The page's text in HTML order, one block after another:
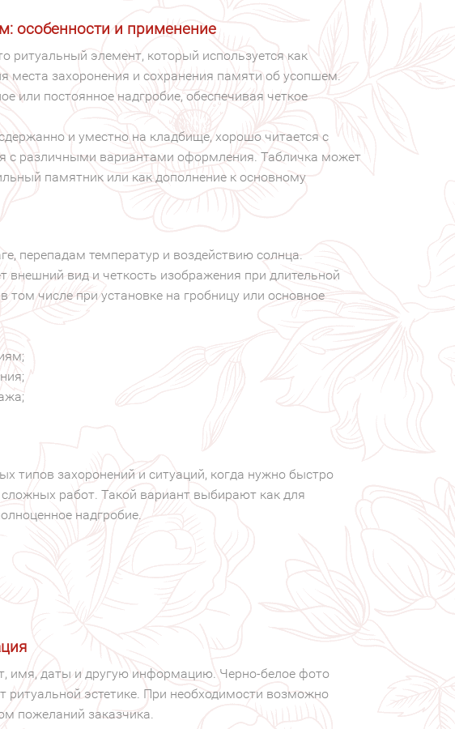
особенности и применение
ритуальный элемент, который используется как
места захоронения и сохранения памяти об усопшем.
или постоянное надгробие, обеспечивая четкое
и уместно на кладбище, хорошо читается с
с различными вариантами оформления. Табличка может
памятник или как дополнение к основному
перепадам температур и воздействию солнца.
внешний вид и четкость изображения при длительной
том числе при установке на гробницу или основное
типов захоронений и ситуаций, когда нужно быстро
работ. Такой вариант выбирают как для
надгробие.
имя, даты и другую информацию. Черно-белое фото
ритуальной эстетике. При необходимости возможно
пожеланий заказчика.